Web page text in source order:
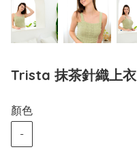
Trista 抹茶針織上衣
顏色
-